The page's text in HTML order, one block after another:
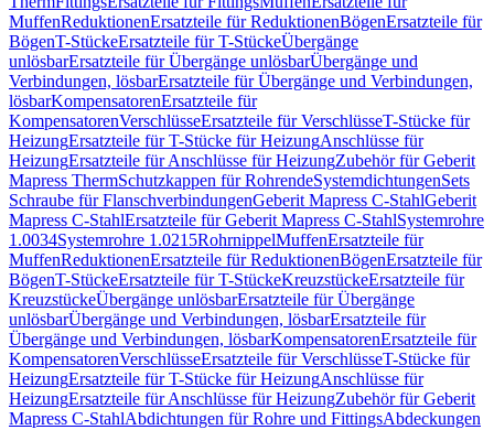
MuffenReduktionenErsatzteile für ReduktionenBögenErsatzteile für
BögenT-StückeErsatzteile für T-StückeÜbergänge
unlösbarErsatzteile für Übergänge unlösbarÜbergänge und
Verbindungen, lösbarErsatzteile für Übergänge und Verbindungen,
lösbarKompensatorenErsatzteile für
KompensatorenVerschlüsseErsatzteile für VerschlüsseT-Stücke für
HeizungErsatzteile für T-Stücke für HeizungAnschlüsse für
HeizungErsatzteile für Anschlüsse für HeizungZubehör für Geberit
Mapress ThermSchutzkappen für RohrendeSystemdichtungenSets
Schraube für FlanschverbindungenGeberit Mapress C-StahlGeberit
Mapress C-StahlErsatzteile für Geberit Mapress C-StahlSystemrohre
1.0034Systemrohre 1.0215RohrnippelMuffenErsatzteile für
MuffenReduktionenErsatzteile für ReduktionenBögenErsatzteile für
BögenT-StückeErsatzteile für T-StückeKreuzstückeErsatzteile für
KreuzstückeÜbergänge unlösbarErsatzteile für Übergänge
unlösbarÜbergänge und Verbindungen, lösbarErsatzteile für
Übergänge und Verbindungen, lösbarKompensatorenErsatzteile für
KompensatorenVerschlüsseErsatzteile für VerschlüsseT-Stücke für
HeizungErsatzteile für T-Stücke für HeizungAnschlüsse für
HeizungErsatzteile für Anschlüsse für HeizungZubehör für Geberit
Mapress C-StahlAbdichtungen für Rohre und FittingsAbdeckungen